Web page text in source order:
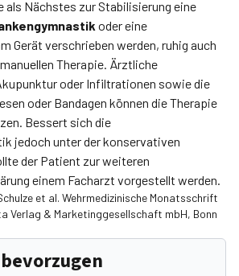
als Nächstes zur Stabilisierung eine
oder eine
Gerät verschrieben werden, ruhig auch
Therapie. Ärztliche
oder Infiltrationen sowie die
oder Bandagen können die Therapie
Bessert sich die
jedoch unter der konservativen
der Patient zur weiteren
einem Facharzt vorgestellt werden.
et al. Wehrmedizinische Monatsschrift
Verlag & Marketinggesellschaft mbH, Bonn